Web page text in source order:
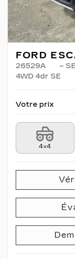
FORD
26529A
–
4WD 4dr SE
Votre prix
4×4